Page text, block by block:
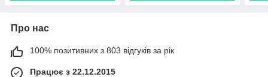
Про нас
100% позитивних з 803 відгуків за рік
Працює з 22.12.2015